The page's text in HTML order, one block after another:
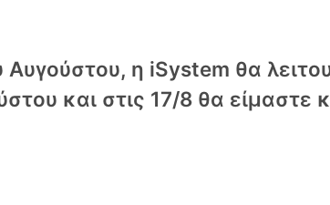
η iSystem θα
και στις 17/8 θα είμαστε